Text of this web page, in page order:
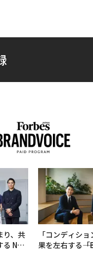
り、共
NOR
「コンディシ
果を左右する――